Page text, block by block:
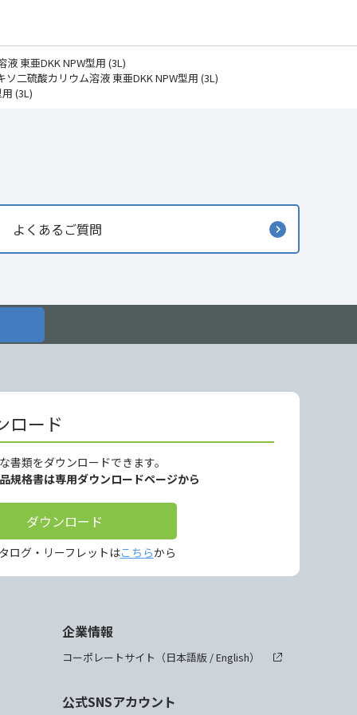
東亜DKK NPW型用 (3L)
ソ二硫酸カリウム溶液 東亜DKK NPW型用 (3L)
(3L)
よくあるご質問
ロード
書類をダウンロードできます。
規格書は専用ダウンロードページから
ダウンロード
ログ・リーフレットはこちらから
企業情報
コーポレートサイト（日本語版 /English）
公式SNSアカウント